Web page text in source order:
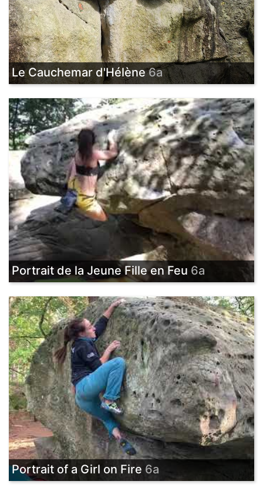
Le Cauchemar d'Hélène6a
Portrait de la Jeune Fille en Feu 6a
Portrait of a Girl on Fire 6a